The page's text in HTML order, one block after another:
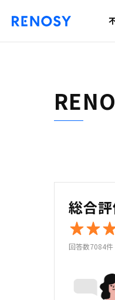
総合
回答数7084件